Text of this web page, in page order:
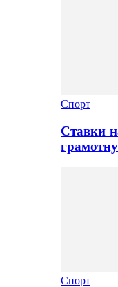
Спорт
Ставки
Спорт